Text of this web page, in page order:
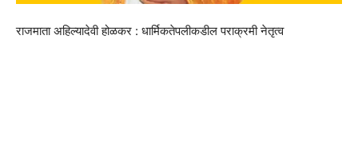
राजमाता अहिल्यादेवी होळकर : धार्मिकतेपलीकडील पराक्रमी नेतृत्व